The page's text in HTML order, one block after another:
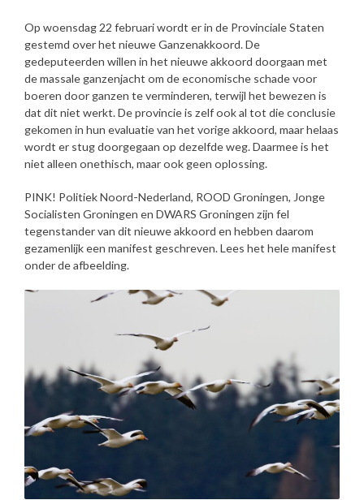
Op woensdag 22 februari wordt er in de Provinciale Staten
gestemd over het nieuwe Ganzenakkoord. De
gedeputeerden willen in het nieuwe akkoord doorgaan met
de massale ganzenjacht om de economische schade voor
boeren door ganzen te verminderen, terwijl het bewezen is
dat dit niet werkt. De provincie is zelf ook al tot die conclusie
gekomen in hun evaluatie van het vorige akkoord, maar helaas
wordt er stug doorgegaan op dezelfde weg. Daarmee is het
niet alleen onethisch, maar ook geen oplossing.
PINK! Politiek Noord-Nederland, ROOD Groningen, Jonge
Socialisten Groningen en DWARS Groningen zijn fel
tegenstander van dit nieuwe akkoord en hebben daarom
gezamenlijk een manifest geschreven. Lees het hele manifest
onder de afbeelding.